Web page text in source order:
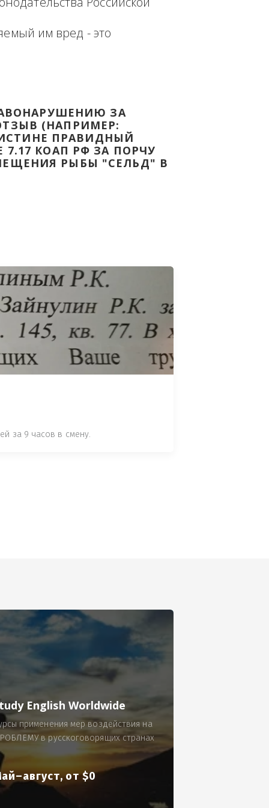
доказательством с целью -
Законодательства Российской
ПРАВОНАРУШЕНИЮ ЗА
ВАШ ОТЗЫВ (НАПРИМЕР:
ВОИСТИНЕ ПРАВИДНЫЙ
7.17 КОАП РФ ЗА ПОРЧУ
ПОМЕЩЕНИЯ РЫБЫ "СЕЛЬД" В
300 рублей за 9 часов в смену.